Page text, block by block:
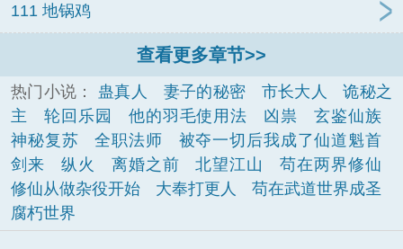
111 地锅鸡
查看更多章节>>
热门小说： 蛊真人 妻子的秘密 市长大人
诡秘之
主
轮回乐园 他的羽毛使用法 凶祟
玄鉴仙族
神秘复苏
全职法师
被夺一切后我成了仙道魁首
剑来
纵火 离婚之前 北望江山
苟在两界修仙
修仙从做杂役开始
大奉打更人
苟在武道世界成圣
腐朽世界